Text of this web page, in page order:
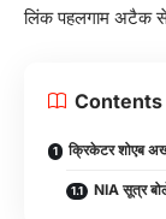
लिंक पहलगाम अटैक
Contents
क्रिकेटर शोएब
NIA सूत्र